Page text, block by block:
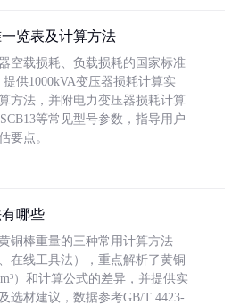
览表及计算方法
空载损耗、负载损耗的国家标准
提供1000kVA变压器损耗计算实
方法，并附电力变压器损耗计算
等常见型号参数，指导用户
要点。
哪些
铜棒重量的三种常用计算方法
在线工具法），重点解析了黄铜
）和计算公式的差异，并提供实
选材建议，数据参考GB/T 4423-